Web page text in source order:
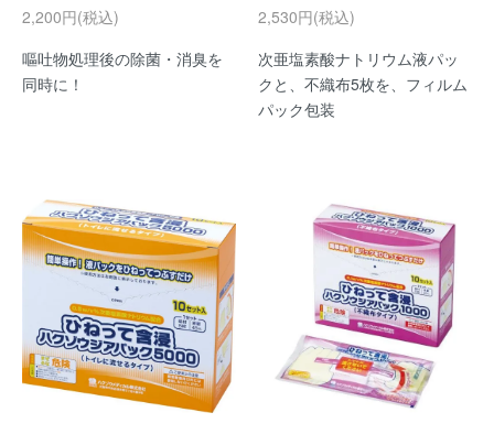
2,200円(税込)
嘔吐物処理後の除菌・消臭を
同時に！
2,530円(税込)
次亜塩素酸ナトリウム液パッ
クと、不織布5枚を、フィルム
パック包装